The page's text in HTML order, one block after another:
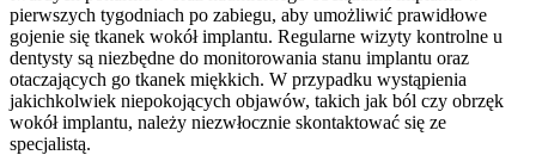
pierwszych tygodniach po zabiegu, aby umożliwić prawidłowe
gojenie się tkanek wokół implantu. Regularne wizyty kontrolne u
dentysty są niezbędne do monitorowania stanu implantu oraz
otaczających go tkanek miękkich. W przypadku wystąpienia
jakichkolwiek niepokojących objawów, takich jak ból czy obrzęk
wokół implantu, należy niezwłocznie skontaktować się ze
specjalistą.